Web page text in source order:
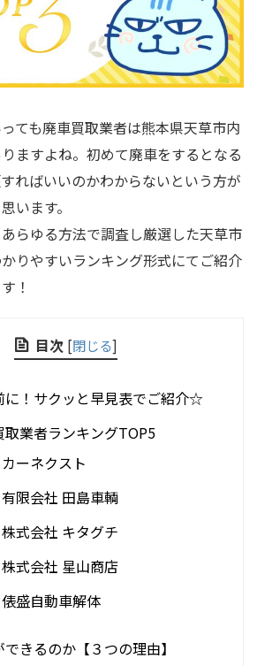
ても廃車買取業者は熊本県天草市内
ますよね。初めて廃車をするとなる
ればいいのかわからないという方が
います。
らゆる方法で調査し厳選した天草市
りやすいランキング形式にてご紹介
！
目次 [閉じる]
に！サクッと早見表でご紹介☆
業者ランキングTOP5
ーネクスト
限会社 田島車輌
式会社 キタグチ
式会社 星山商店
盛自動車解体
きるのか【３つの理由】